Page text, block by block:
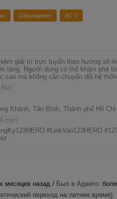
Обсуждения БС 0
giải trí trực tuyến theo hướng all-
tảng. Người dùng có thể khám phá
cao mà không cần chuyển đổi hệ
Khánh, Tân Bình, Thành phố Hồ
#LinkVao123HERO
месяцев назад / Был в Адвего:
переход на летнее время)